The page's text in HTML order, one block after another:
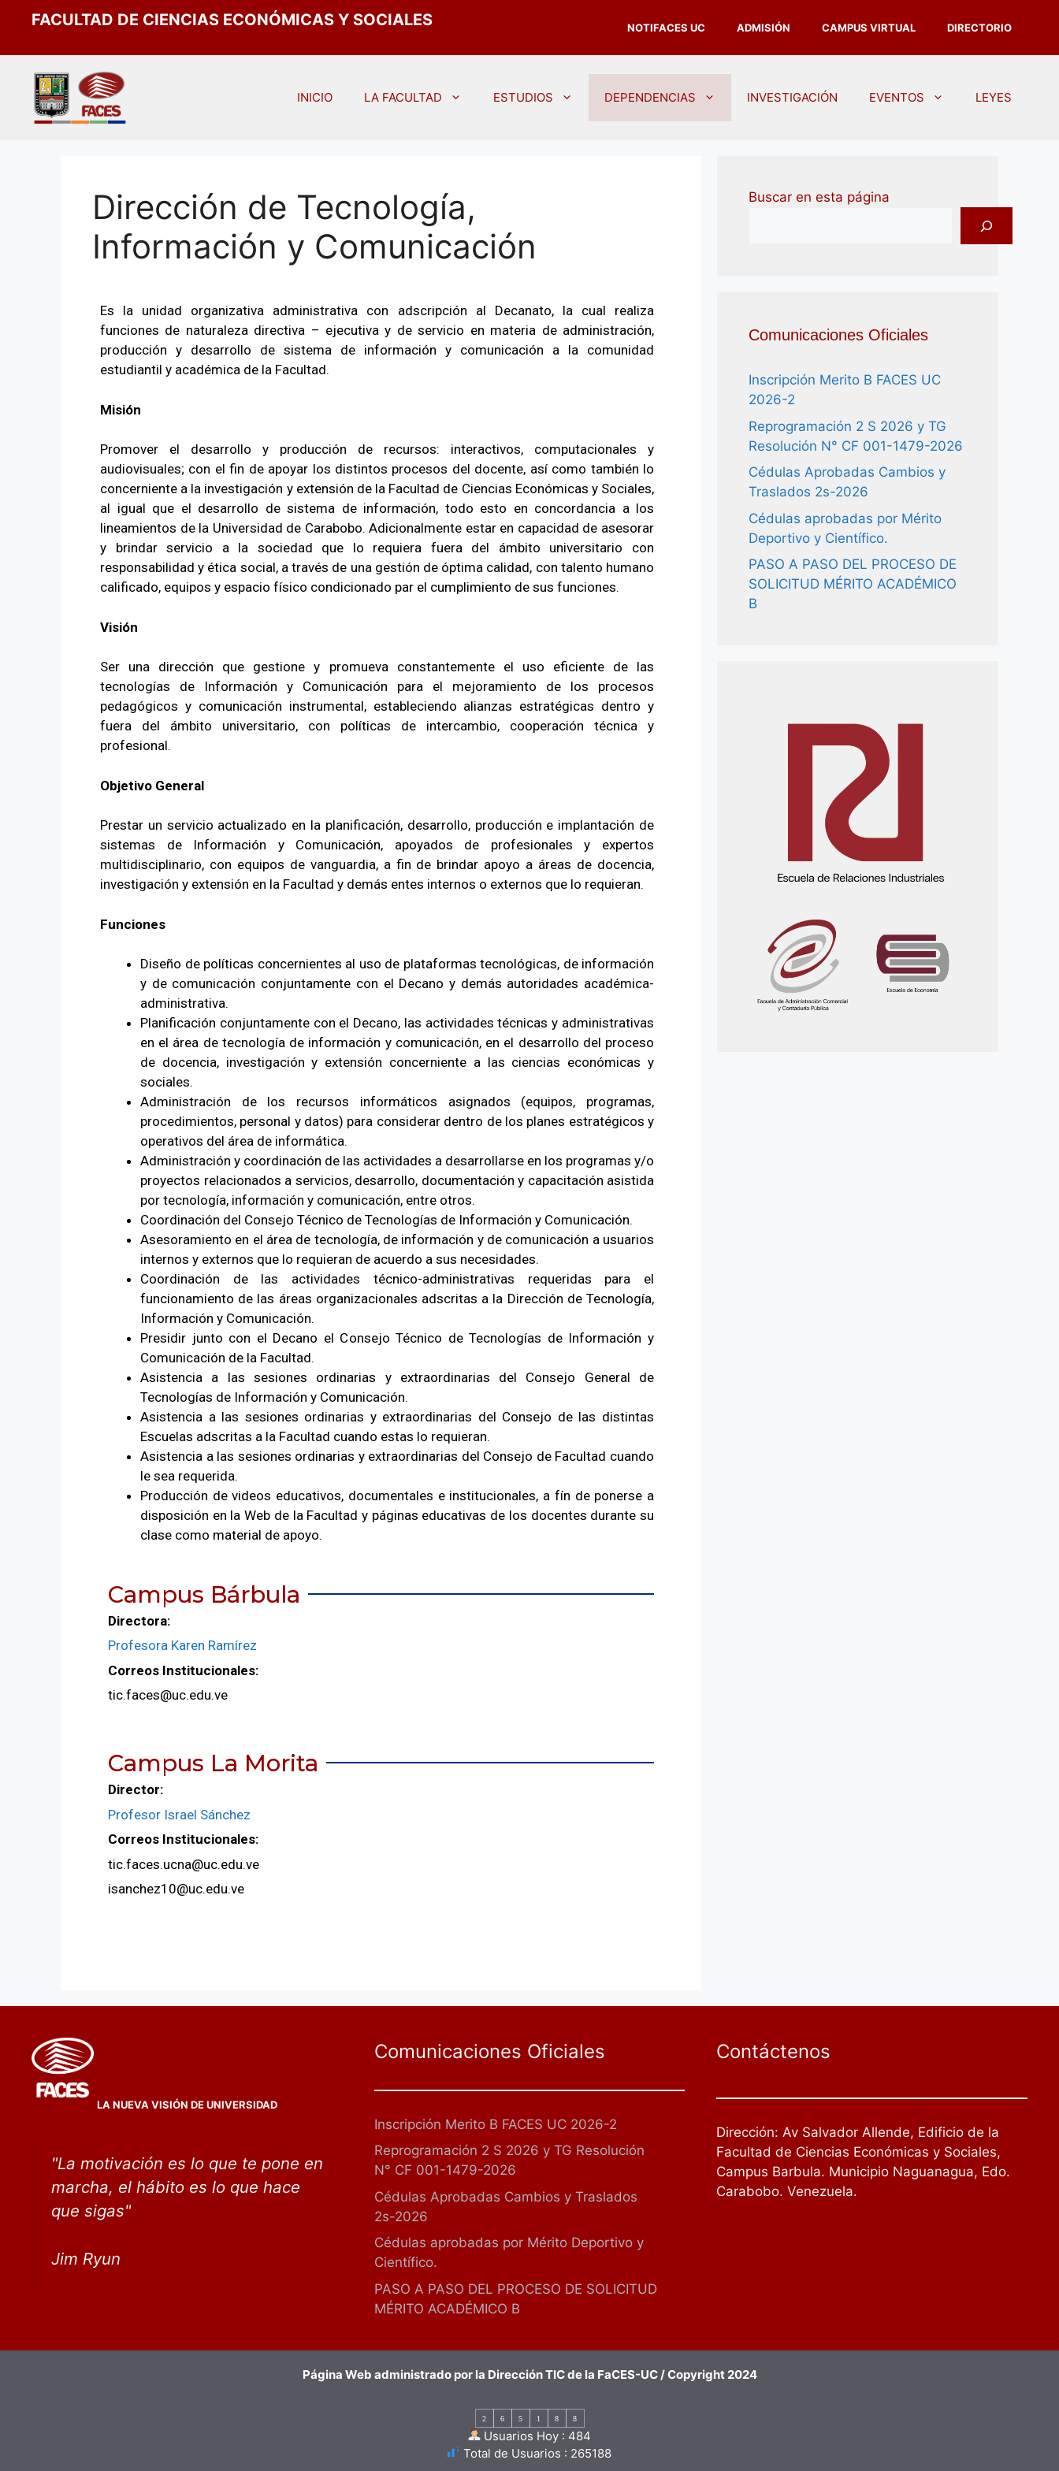
FACULTAD DE CIENCIAS ECONÓMICAS Y SOCIALES NOTIFACES UC ADMISIÓN CAMPUS VIRTUAL DIRECTORIO
INICIO LA FACULTAD ESTUDIOS DEPENDENCIAS INVESTIGACIÓN EVENTOS LEYES
Dirección de Tecnología,
Información y Comunicación
Es la unidad organizativa administrativa con adscripción al Decanato, la cual realiza
funciones de naturaleza directiva – ejecutiva y de servicio en materia de administración,
producción y desarrollo de sistema de información y comunicación a la comunidad
estudiantil y académica de la Facultad.
Misión
Promover el desarrollo y producción de recursos: interactivos, computacionales y
audiovisuales; con el fin de apoyar los distintos procesos del docente, así como también lo
concerniente a la investigación y extensión de la Facultad de Ciencias Económicas y Sociales,
al igual que el desarrollo de sistema de información, todo esto en concordancia a los
lineamientos de la Universidad de Carabobo. Adicionalmente estar en capacidad de asesorar
y brindar servicio a la sociedad que lo requiera fuera del ámbito universitario con
responsabilidad y ética social, a través de una gestión de óptima calidad, con talento humano
calificado, equipos y espacio físico condicionado par el cumplimiento de sus funciones.
Visión
Ser una dirección que gestione y promueva constantemente el uso eficiente de las
tecnologías de Información y Comunicación para el mejoramiento de los procesos
pedagógicos y comunicación instrumental, estableciendo alianzas estratégicas dentro y
fuera del ámbito universitario, con políticas de intercambio, cooperación técnica y
profesional.
Objetivo General
Prestar un servicio actualizado en la planificación, desarrollo, producción e implantación de
sistemas de Información y Comunicación, apoyados de profesionales y expertos
multidisciplinario, con equipos de vanguardia, a fin de brindar apoyo a áreas de docencia,
investigación y extensión en la Facultad y demás entes internos o externos que lo requieran.
Funciones
Diseño de políticas concernientes al uso de plataformas tecnológicas, de información
y de comunicación conjuntamente con el Decano y demás autoridades académica-
administrativa.
Planificación conjuntamente con el Decano, las actividades técnicas y administrativas
en el área de tecnología de información y comunicación, en el desarrollo del proceso
de docencia, investigación y extensión concerniente a las ciencias económicas y
sociales.
Administración de los recursos informáticos asignados (equipos, programas,
procedimientos, personal y datos) para considerar dentro de los planes estratégicos y
operativos del área de informática.
Administración y coordinación de las actividades a desarrollarse en los programas y/o
proyectos relacionados a servicios, desarrollo, documentación y capacitación asistida
por tecnología, información y comunicación, entre otros.
Coordinación del Consejo Técnico de Tecnologías de Información y Comunicación.
Asesoramiento en el área de tecnología, de información y de comunicación a usuarios
internos y externos que lo requieran de acuerdo a sus necesidades.
Coordinación de las actividades técnico-administrativas requeridas para el
funcionamiento de las áreas organizacionales adscritas a la Dirección de Tecnología,
Información y Comunicación.
Presidir junto con el Decano el Consejo Técnico de Tecnologías de Información y
Comunicación de la Facultad.
Asistencia a las sesiones ordinarias y extraordinarias del Consejo General de
Tecnologías de Información y Comunicación.
Asistencia a las sesiones ordinarias y extraordinarias del Consejo de las distintas
Escuelas adscritas a la Facultad cuando estas lo requieran.
Asistencia a las sesiones ordinarias y extraordinarias del Consejo de Facultad cuando
le sea requerida.
Producción de videos educativos, documentales e institucionales, a fín de ponerse a
disposición en la Web de la Facultad y páginas educativas de los docentes durante su
clase como material de apoyo.
Campus Bárbula
Directora:
Profesora Karen Ramírez
Correos Institucionales:
tic.faces@uc.edu.ve
Campus La Morita
Director:
Profesor Israel Sánchez
Correos Institucionales:
tic.faces.ucna@uc.edu.ve
isanchez10@uc.edu.ve
Buscar en esta página
Comunicaciones Oficiales
Inscripción Merito B FACES UC
2026-2
Reprogramación 2 S 2026 y TG
Resolución N° CF 001-1479-2026
Cédulas Aprobadas Cambios y
Traslados 2s-2026
Cédulas aprobadas por Mérito
Deportivo y Científico.
PASO A PASO DEL PROCESO DE
SOLICITUD MÉRITO ACADÉMICO
B
LA NUEVA VISIÓN DE UNIVERSIDAD
"La motivación es lo que te pone en
marcha, el hábito es lo que hace
que sigas"
Jim Ryun
Comunicaciones Oficiales
Inscripción Merito B FACES UC 2026-2
Reprogramación 2 S 2026 y TG Resolución
N° CF 001-1479-2026
Cédulas Aprobadas Cambios y Traslados
2s-2026
Cédulas aprobadas por Mérito Deportivo y
Científico.
PASO A PASO DEL PROCESO DE SOLICITUD
MÉRITO ACADÉMICO B
Contáctenos
Dirección: Av Salvador Allende, Edificio de la
Facultad de Ciencias Económicas y Sociales,
Campus Barbula. Municipio Naguanagua, Edo.
Carabobo. Venezuela.
Página Web administrado por la Dirección TIC de la FaCES-UC / Copyright 2024
2 6 5 1 8 8
Usuarios Hoy : 484
Total de Usuarios : 265188